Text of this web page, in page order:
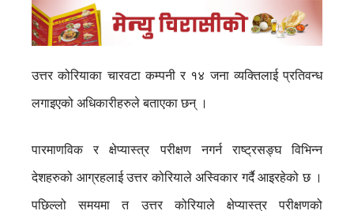
उत्तर कोरियाका चारवटा कम्पनी र १४ जना व्यक्तिलाई प्रतिवन्ध
लगाइएको अधिकारीहरुले बताएका छन् ।
पारमाणविक र क्षेप्यास्त्र परीक्षण नगर्न राष्ट्रसङ्घ विभिन्न
देशहरुको आग्रहलाई उत्तर कोरियाले अस्विकार गर्दै आइरहेको छ ।
पछिल्लो समयमा त उत्तर कोरियाले क्षेप्यास्त्र परीक्षणको